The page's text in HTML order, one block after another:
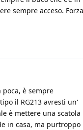
sempre acceso. Forza
è sempre
il RG213 avresti un'
è mettere una scatola
in casa, ma purtroppo